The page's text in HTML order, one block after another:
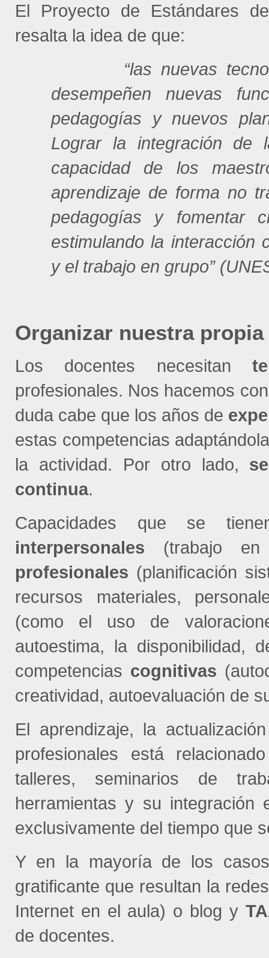
El Proyecto de Estándares
resalta la idea de que:
“las nuevas
desempeñen nuevas
pedagogías y nuevos
Lograr la integración
capacidad de los
aprendizaje de forma no
pedagogías y fomentar
estimulando la interacción
y el trabajo en grupo”
Organizar nuestra
Los docentes necesitan
profesionales. Nos hacemos
duda cabe que los años de
estas competencias
la actividad. Por otro lado,
continua.
Capacidades que se
interpersonales (trabajo en
profesionales (planificación
recursos materiales,
(como el uso de
autoestima, la disponibilidad,
competencias cognitivas
creatividad, autoevaluación de
El aprendizaje, la
profesionales está
talleres, seminarios de
herramientas y su integración
exclusivamente del tiempo que
Y en la mayoría de los
gratificante que resultan la
Internet en el aula) o blog y
de docentes.